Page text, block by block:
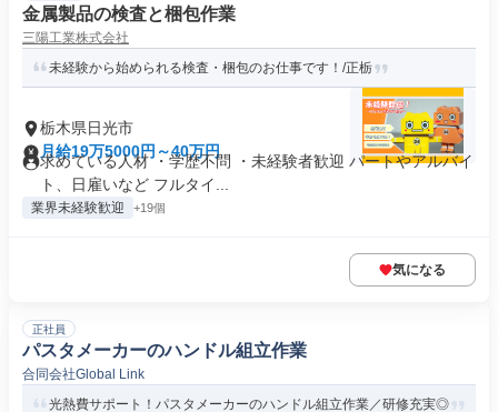
金属製品の検査と梱包作業
三陽工業株式会社
未経験から始められる検査・梱包のお仕事です！/正栃
栃木県日光市
月給19万5000円～40万円
求めている人材 ・学歴不問 ・未経験者歓迎 パートやアルバイ
ト、日雇いなど フルタイ...
業界未経験歓迎 +19個
気になる
正社員
パスタメーカーのハンドル組立作業
合同会社Global Link
光熱費サポート！パスタメーカーのハンドル組立作業／研修充実◎